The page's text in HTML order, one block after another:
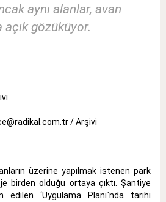
aynı alanlar, avan
gözüküyor.
/ Arşivi
üzerine yapılmak istenen park
birden olduğu ortaya çıktı. Şantiye
edilen ‘Uygulama Planı`nda tarihi